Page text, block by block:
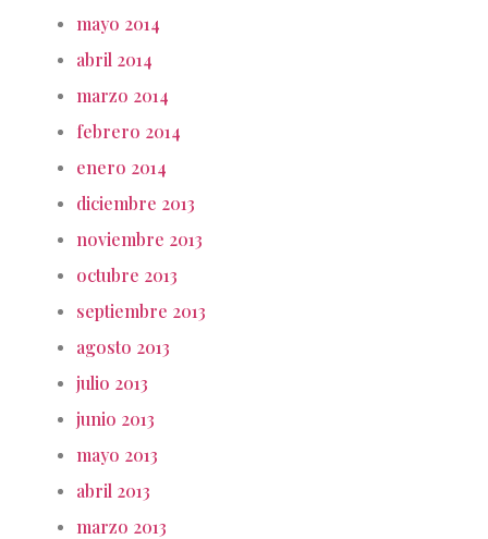
mayo 2014
abril 2014
marzo 2014
febrero 2014
enero 2014
diciembre 2013
noviembre 2013
octubre 2013
septiembre 2013
agosto 2013
julio 2013
junio 2013
mayo 2013
abril 2013
marzo 2013